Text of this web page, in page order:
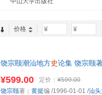
价格 -
饶宗颐潮汕地方史论集 饶宗颐
¥599.00 定价： ¥599.00
饶宗颐著； 黄挺编 /1996-01-01 /汕